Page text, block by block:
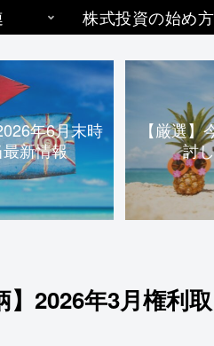
株式投資の始め方
年6月末時
新情報
【厳選
討
】2026年3月権